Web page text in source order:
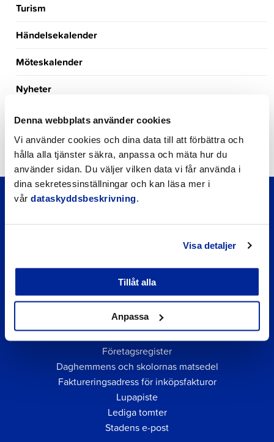
Denna webbplats använder cookies
Vi använder cookies och dina data till att förbättra och
hålla alla tjänster säkra, anpassa och mäta hur du
använder sidan. Du väljer vilken data vi får använda i
dina sekretessinställningar och kan läsa mer i
vår dataskyddsbeskrivning
Visa detaljer
Tillåt alla
Anpassa
Turism
Händelsekalender
Möteskalender
Nyheter
Kungörelser
Okategoriserade
Snabblänkar
Företagsregister
Daghemmens och skolornas matsedel
Faktureringsadress för inköpsfakturor
Lupapiste
Lediga tomter
Stadens e-post